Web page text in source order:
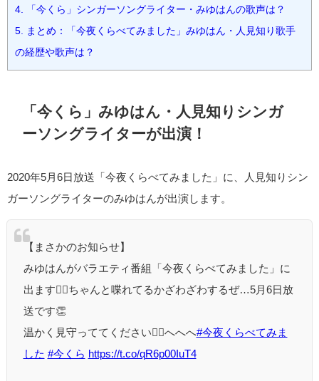
4. 「今くら」シンガーソングライター・みゆはんの歌声は？
5. まとめ：「今夜くらべてみました」みゆはん・人見知り歌手
の経歴や歌声は？
「今くら」みゆはん・人見知りシンガ
ーソングライターが出演！
2020年5月6日放送「今夜くらべてみました」に、人見知りシン
ガーソングライターのみゆはんが出演します。
【まさかのお知らせ】
みゆはんがバラエティ番組「今夜くらべてみました」に
出ます🤷‍♀️ちゃんと喋れてるかざわざわするぜ…5月6日放
送です👏
温かく見守っててください🙇‍♀️へへへ#今夜くらべてみま
した #今くら https://t.co/qR6p00IuT4